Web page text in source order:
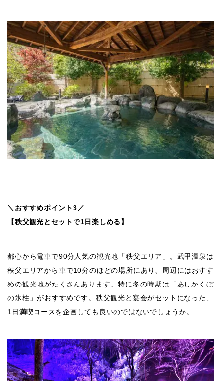
＼おすすめポイント3／
【秩父観光とセットで1日楽しめる】
都心から電車で90分人気の観光地「秩父エリア」。武甲温泉は
秩父エリアから車で10分のほどの場所にあり、周辺にはおすす
めの観光地がたくさんあります。特に冬の時期は「あしかくぼ
の氷柱」がおすすめです。秩父観光と宴会がセットになった、
1日満喫コースを企画しても良いのではないでしょうか。